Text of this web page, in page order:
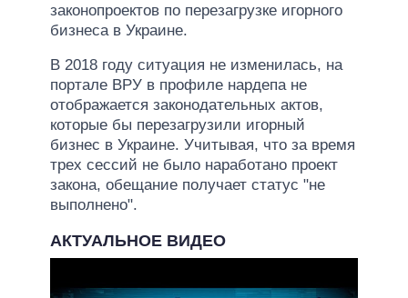
законопроектов по перезагрузке игорного
бизнеса в Украине.
В 2018 году ситуация не изменилась, на
портале ВРУ в профиле нардепа не
отображается законодательных актов,
которые бы перезагрузили игорный
бизнес в Украине. Учитывая, что за время
трех сессий не было наработано проект
закона, обещание получает статус "не
выполнено".
АКТУАЛЬНОЕ ВИДЕО